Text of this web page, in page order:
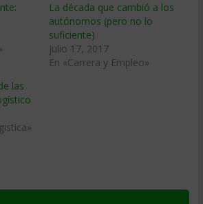
La década que cambió a los
autónomos (pero no lo
suficiente)
julio 17, 2017
En «Carrera y Empleo»
las